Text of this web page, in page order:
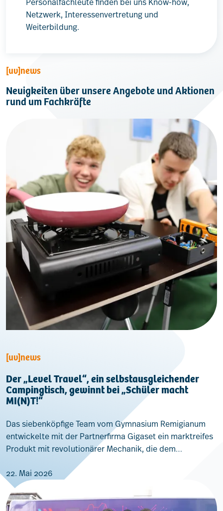
Netzwerk, Interessenvertretung und
Weiterbildung.
[uv]news
Neuigkeiten über unsere Angebote und Aktionen
rund um Fachkräfte
[uv]news
Der „Level Travel“, ein selbstausgleichender
Campingtisch, gewinnt bei „Schüler macht
MI(N)T!“
Das siebenköpfige Team vom Gymnasium Remigianum
entwickelte mit der Partnerfirma Gigaset ein marktreifes
Produkt mit revolutionärer Mechanik, die dem…
22. Mai 2026